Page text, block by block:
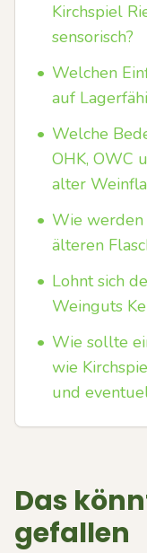
Kirchspiel
sensorisch?
• Welchen
auf
• Welche
OHK, OWC
alter
• Wie
älteren
• Lohnt sich
Weinguts
• Wie sollte
wie
und
Das
gefallen